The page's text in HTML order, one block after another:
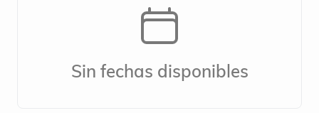
Sin fechas disponibles